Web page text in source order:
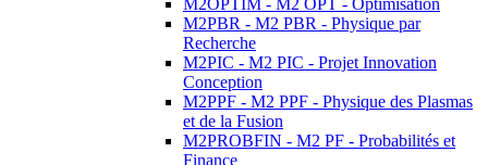
M2OPTIM - M2 OPT - Optimisation
M2PBR - M2 PBR - Physique par
Recherche
M2PIC - M2 PIC - Projet Innovation
Conception
M2PPF - M2 PPF - Physique des Plasmas
et de la Fusion
M2PROBFIN - M2 PF - Probabilités et
Finance